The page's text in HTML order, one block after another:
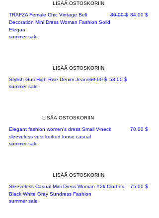
LISÄÄ OSTOSKORIIN
TRAFZA Female Chic Vintage Belt
Decoration Mini Dress Woman Fashion Solid
Elegan
Normaali hinta
86,00 $ Alehinta
84,00 $
summer sale
LISÄÄ OSTOSKORIIN
Stylish Guti High Rise Denim JeansNormaali hinta
60,00 $ Alehinta
58,00 $
summer sale
LISÄÄ OSTOSKORIIN
Elegant fashion women's dress Small V-neck
sleeveless vest knitted loose casual
Hinta
70,00 $
summer sale
LISÄÄ OSTOSKORIIN
Sleeveless Casual Mini Dress Woman Y2k Clothes
Black White Gray Sundress Fashion
Hinta
75,00 $
summer sale